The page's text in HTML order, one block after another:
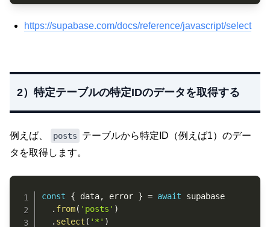
https://supabase.com/docs/reference/javascript/select
2）特定テーブルの特定IDのデータを取得する
例えば、 posts
テーブルから特定ID（例えば1）のデー
タを取得します。
const { data, error } = await supabase
. from( 'posts' )
. select ( '*' )